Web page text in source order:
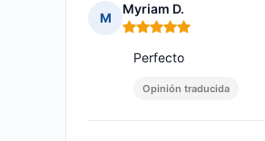
M
Myriam D.
Nota: 5 de 5
Perfecto
Opinión traducida